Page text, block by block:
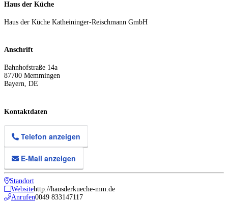
Haus der Küche
Haus der Küche Katheininger-Reischmann GmbH
Anschrift
Bahnhofstraße 14a
87700 Memmingen
Bayern DE
Kontaktdaten
Telefon anzeigen
E-Mail anzeigen
Standort
Websitehttp://hausderkueche-mm.de
Anrufen0049 833147117